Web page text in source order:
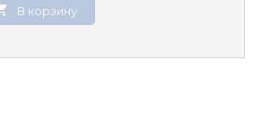
В корзину